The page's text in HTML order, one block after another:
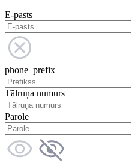
E-pasts
phone_prefix
Tālruņa numurs
Parole